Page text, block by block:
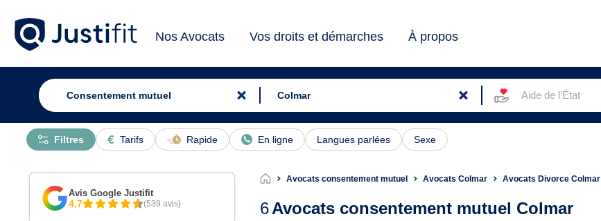
Nos Avocats Vos droits et démarches À propos
Aide de l’État
Tarifs Rapide En ligne Langues parlées Sexe
Filtres
Avocats consentement mutuel Avocats Colmar Avocats Divorce Colmar
6Avocats consentement mutuel Colmar
Avis Google Justifit
4,7 (539 avis)